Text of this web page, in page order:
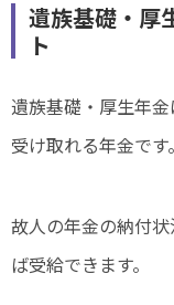
遺族基礎・厚
ト
遺族基礎・厚生年
受け取れる年金です。
故人の年金の納付
ば受給できます。